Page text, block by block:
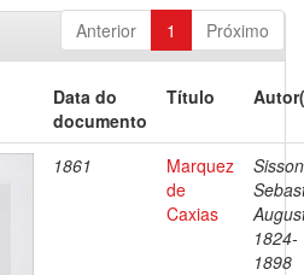
Anterior 1 Próximo
Data do
documento
Título
1861
Marquez
de
Caxias
1824-
1898